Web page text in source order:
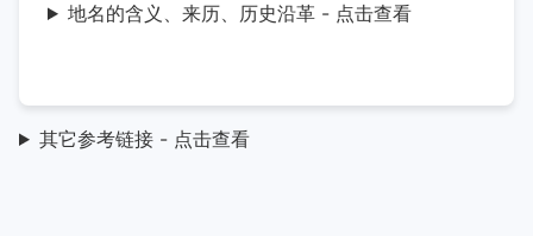
地名的含义、来历、历史沿革 - 点击查看
其它参考链接 - 点击查看